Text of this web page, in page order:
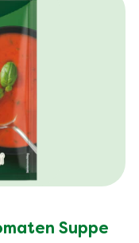
Suppe